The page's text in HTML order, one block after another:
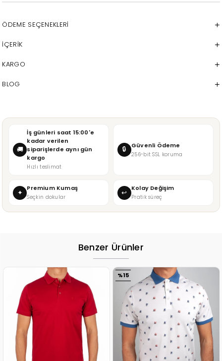
ÖDEME SEÇENEKLERI
İÇERİK
KARGO
BLOG
🚚
İş günleri saat 15:00'e
kadar verilen
siparişlerde aynı gün
kargo
Hızlı teslimat
🔒 Güvenli Ödeme
256-bit SSL koruma
✦ Premium Kumaş
Seçkin dokular ↩ Kolay Değişim
Pratik süreç
Benzer Ürünler
%15